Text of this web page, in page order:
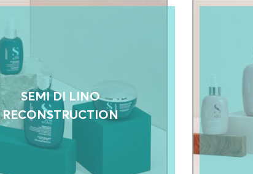
SEMI DI LINO
RECONSTRUCTION